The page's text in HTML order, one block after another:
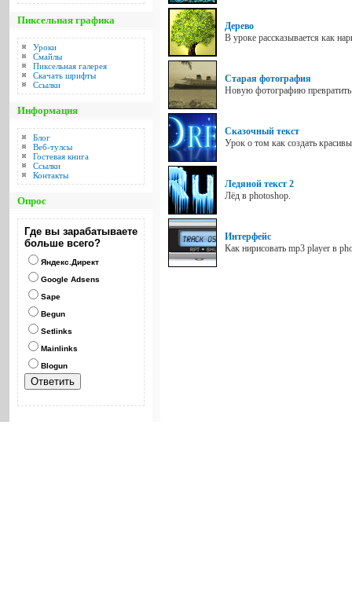
Пиксельная графика
Уроки
Смайлы
Пиксельная галерея
Скачать шрифты
Ссылки
Информация
Блог
Веб-тулсы
Гостевая книга
Ссылки
Контакты
Опрос
Где вы зарабатываете
больше всего?
Яндекс.Директ
Google Adsens
Sape
Begun
Setlinks
Mainlinks
Blogun
Дерево
В уроке рассказывается как
Старая фотография
Новую фотографию
Сказочный текст
Урок о том как создать
Ледяной текст 2
Лёд в photoshop.
Интерфейс
Как нирисовать mp3 player в